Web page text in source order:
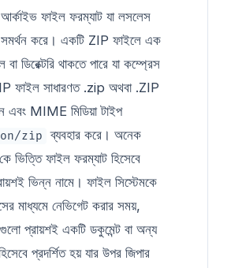
ফাইল ফরম্যাট যা লসলেস
সমর্থন করে। একটি ZIP ফাইলে এক
ডিরেক্টরি থাকতে পারে যা কম্প্রেস
ফাইল সাধারণত .zip অথবা .ZIP
এবং MIME মিডিয়া টাইপ
zip ব্যবহার করে। অনেক
ভিত্তি ফাইল ফরম্যাট হিসেবে
ভিন্ন নামে। ফাইল সিস্টেমকে
মাধ্যমে নেভিগেট করার সময়,
প্রায়শই একটি ডকুমেন্ট বা অন্য
প্রদর্শিত হয় যার উপর জিপার